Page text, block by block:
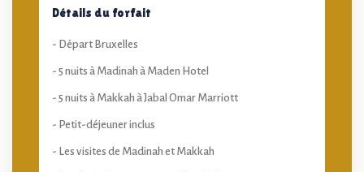
Détails du forfait
- Départ Bruxelles
- 5 nuits à Madinah à Maden Hotel
- 5 nuits à Makkah à Jabal Omar Marriott
- Petit-déjeuner inclus
- Les visites de Madinah et Makkah